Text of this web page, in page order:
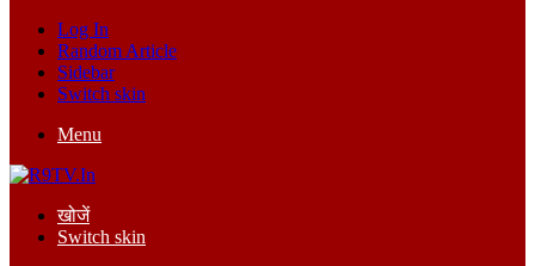
Log In
Random Article
Sidebar
Switch skin
Menu
खोजें
Switch skin